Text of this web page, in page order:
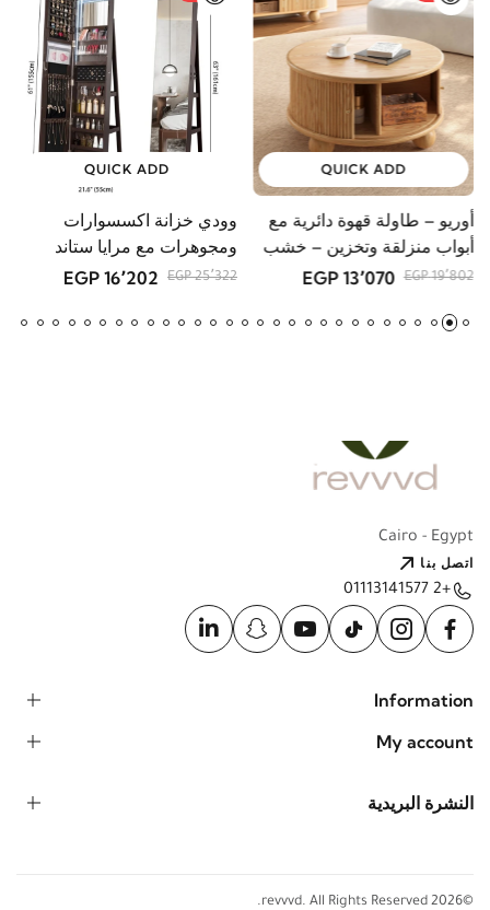
QUICK ADD
أوريو – طاولة قهوة دائرية مع
أبواب منزلقة وتخزين – خشب
طبيعي
19٬802 EGP 13٬070 EGP
QUICK ADD
وودي خزانة اكسسوارات
ومجوهرات مع مرايا ستاند
25٬322 EGP 16٬202 EGP
Cairo - Egypt
اتصل بنا
+2 01113141577
Information
My account
النشرة البريدية
©2026 revvvd. All Rights Reserved.